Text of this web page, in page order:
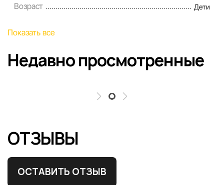
Возраст Дети
Показать все
Недавно просмотренные
ОТЗЫВЫ
ОСТАВИТЬ ОТЗЫВ